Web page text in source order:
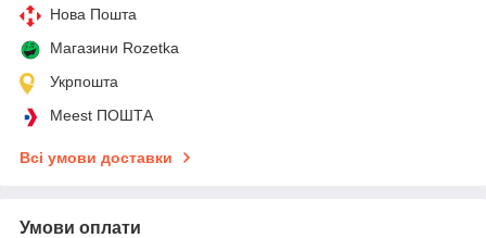
Нова Пошта
Магазини Rozetka
Укрпошта
Meest ПОШТА
Всі умови доставки
Умови оплати